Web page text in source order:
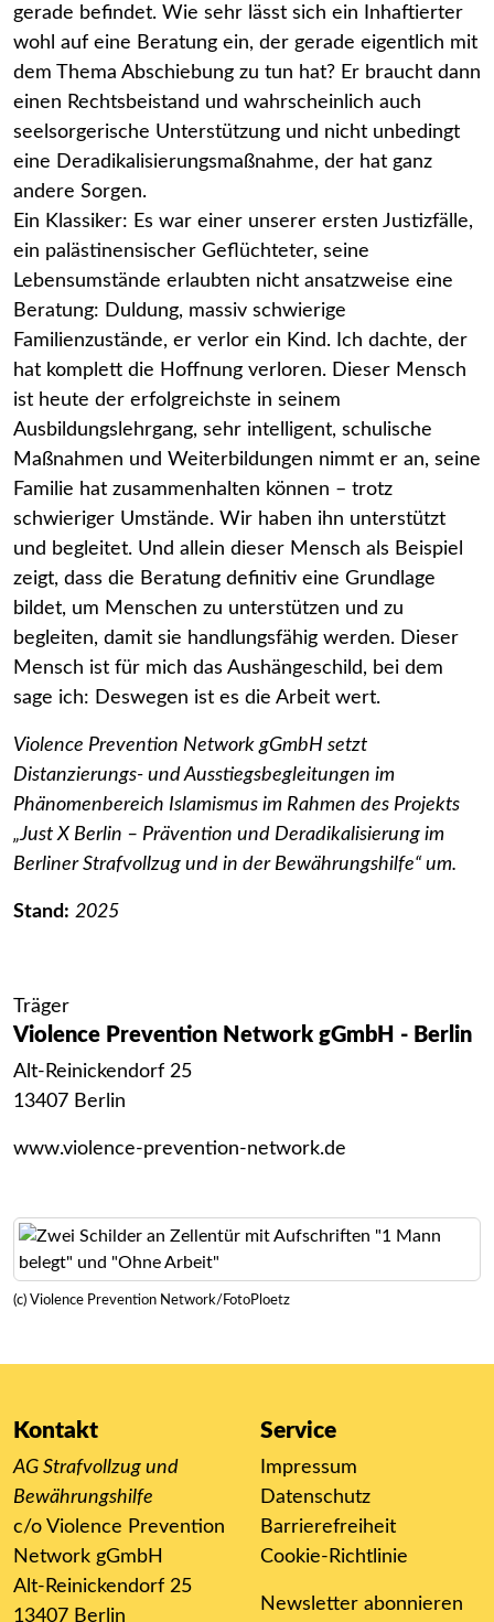
gerade befindet. Wie sehr lässt sich ein Inhaftierter
wohl auf eine Beratung ein, der gerade eigentlich mit
dem Thema Abschiebung zu tun hat? Er braucht dann
einen Rechtsbeistand und wahrscheinlich auch
seelsorgerische Unterstützung und nicht unbedingt
eine Deradikalisierungsmaßnahme, der hat ganz
andere Sorgen.
Ein Klassiker: Es war einer unserer ersten Justizfälle,
ein palästinensischer Geflüchteter, seine
Lebensumstände erlaubten nicht ansatzweise eine
Beratung: Duldung, massiv schwierige
Familienzustände, er verlor ein Kind. Ich dachte, der
hat komplett die Hoffnung verloren. Dieser Mensch
ist heute der erfolgreichste in seinem
Ausbildungslehrgang, sehr intelligent, schulische
Maßnahmen und Weiterbildungen nimmt er an, seine
Familie hat zusammenhalten können – trotz
schwieriger Umstände. Wir haben ihn unterstützt
und begleitet. Und allein dieser Mensch als Beispiel
zeigt, dass die Beratung definitiv eine Grundlage
bildet, um Menschen zu unterstützen und zu
begleiten, damit sie handlungsfähig werden. Dieser
Mensch ist für mich das Aushängeschild, bei dem
sage ich: Deswegen ist es die Arbeit wert.
Violence Prevention Network gGmbH setzt
Distanzierungs- und Ausstiegsbegleitungen im
Phänomenbereich Islamismus im Rahmen des Projekts
„Just X Berlin – Prävention und Deradikalisierung im
Berliner Strafvollzug und in der Bewährungshilfe“ um.
Stand: 2025
Träger
Violence Prevention Network gGmbH - Berlin
Alt-Reinickendorf 25
13407 Berlin
www.violence-prevention-network.de
(c) Violence Prevention Network/FotoPloetz
Kontakt
AG Strafvollzug und
Bewährungshilfe
c/o Violence Prevention
Network gGmbH
Alt-Reinickendorf 25
13407 Berlin
Service
Impressum
Datenschutz
Barrierefreiheit
Cookie-Richtlinie
Newsletter abonnieren